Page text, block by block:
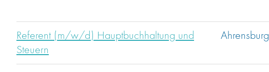
Referent (m/w/d) Hauptbuchhaltung und
Steuern
Ahrensburg